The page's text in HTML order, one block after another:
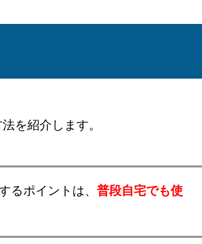
を紹介します。
るポイントは、 普段自宅でも使